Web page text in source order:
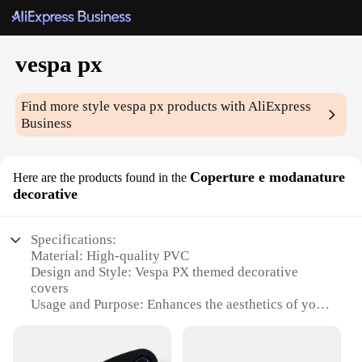
vespa px
Find more stylevespa px products with AliExpress
Business
Here are the products found in the Coperture e modanature
decorative
Specifications:
Material: High-quality PVC
Design and Style: Vespa PX themed decorative
covers
Usage and Purpose: Enhances the aesthetics of your
Performance and Property: Durable and weather-